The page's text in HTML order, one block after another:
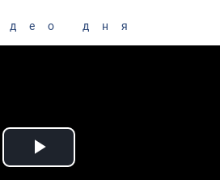
дня
Play Video